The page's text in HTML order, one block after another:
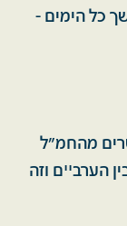
כל הימים -
מהחמ"ל
הערבײם וזה